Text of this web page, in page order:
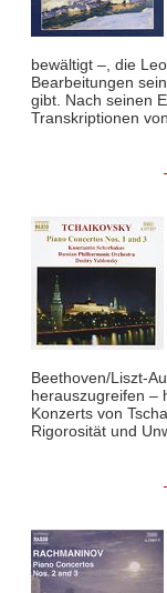
bewältigt –, die
Bearbeitungen
gibt. Nach seinen
Transkriptionen
Beethoven/Liszt-
herauszugreifen –
Konzerts von
Rigorosität und